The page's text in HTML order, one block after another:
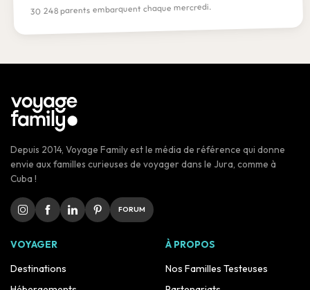
30 248 parents embarquent chaque mercredi.
Depuis 2014, Voyage Family est le média de référence qui donne
envie aux familles curieuses de voyager dans le Jura, comme à
Cuba !
FORUM
VOYAGER
Destinations
À PROPOS
Nos Familles Testeuses